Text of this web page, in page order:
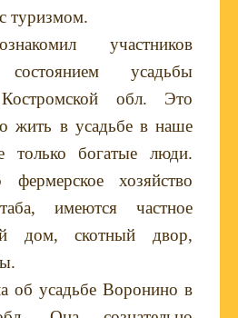
туризмом.
участников
усадьбы
обл. Это
жить в усадьбе в наше
только богатые люди.
фермерское хозяйство
имеются частное
дом, скотный двор,
об усадьбе Воронино в